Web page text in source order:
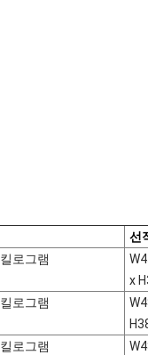
선
로그램
x
로그램
로그램